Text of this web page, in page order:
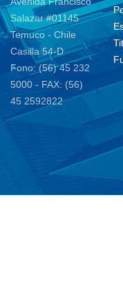
Salazar #01145
Temuco - Chile
Casilla 54-D
Fono: (56) 45 232
5000 - FAX: (56)
45 2592822